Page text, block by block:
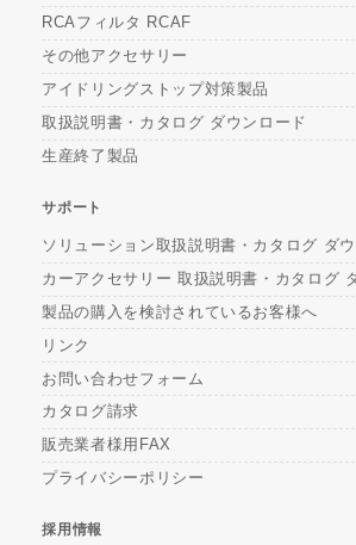
RCAフィルタ RCAF
その他アクセサリー
アイドリングストップ対策製品
取扱説明書・カタログ ダウンロード
生産終了製品
サポート
ソリューション取扱説明書・カタログ ダ
カーアクセサリー 取扱説明書・カタログ
製品の購入を検討されているお客様へ
リンク
お問い合わせフォーム
カタログ請求
販売業者様用FAX
プライバシーポリシー
採用情報